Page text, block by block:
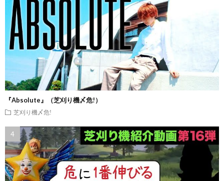
『Absolute』（芝刈り機〆危!）
芝刈り機〆危!